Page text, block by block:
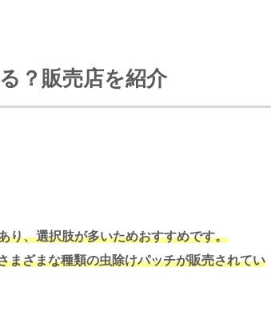
？販売店を紹介
り、選択肢が多いためおすすめです。
ざまな種類の虫除けパッチが販売されてい